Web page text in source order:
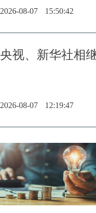
2026-08-07 15:50:42
央视、新华社相
2026-08-07 12:19:47